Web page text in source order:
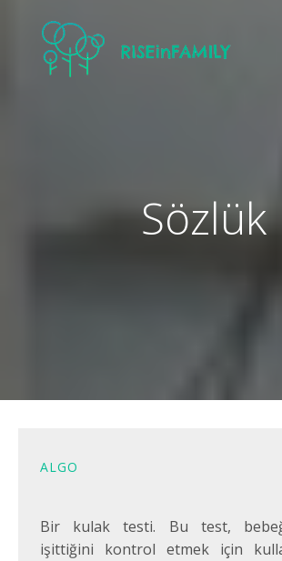
Sözlük
ALGO
Bir kulak testi. Bu test,
işittiğini kontrol etmek için